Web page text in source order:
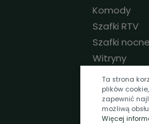
Komody
Szafki RTV
Szafki nocne
Witryny
Stoliki
Ta strona
plików
zapewnić
możliwą
Więcej